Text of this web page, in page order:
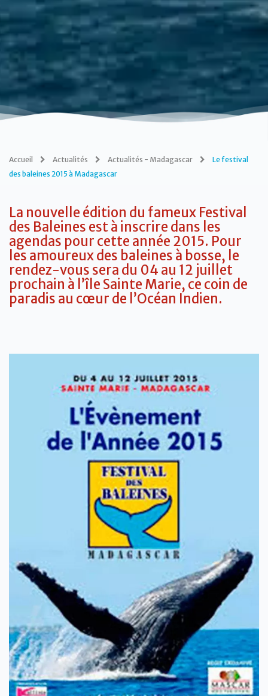
Accueil Actualités Actualités - Madagascar
Le festival
des baleines 2015 à Madagascar
La nouvelle édition du fameux Festival
des Baleines est à inscrire dans les
agendas pour cette année 2015. Pour
les amoureux des baleines à bosse, le
rendez-vous sera du 04 au 12 juillet
prochain à l’île Sainte Marie, ce coin de
paradis au cœur de l’Océan Indien.